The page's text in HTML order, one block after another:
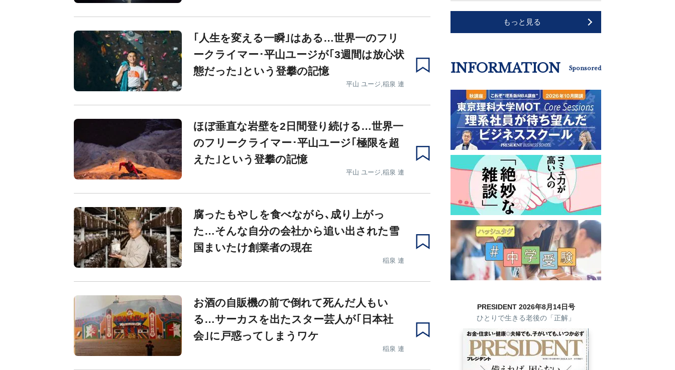
｢人生を変える一瞬｣はある…世界一のフリ
ークライマー･平山ユージが｢3週間は放心状
態だった｣という登攀の記憶
平山 ユージ,稲泉 連
ほぼ垂直な岩壁を2日間登り続ける…世界一
のフリークライマー･平山ユージ｢極限を超
えた｣という登攀の記憶
平山 ユージ,稲泉 連
腐ったもやしを食べながら､成り上がっ
た…そんな自分の会社から追い出された雪
国まいたけ創業者の現在
稲泉 連
お酒の自販機の前で倒れて死んだ人もい
る…サーカスを出たスター芸人が｢日本社
会｣に戸惑ってしまうワケ
稲泉 連
もっと見る
INFORMATION Sponsored
PRESIDENT 2026年8月14日号
ひとりで生きる老後の「正解」